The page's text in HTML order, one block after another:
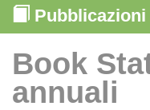
Pubblicazioni
Book
annuali